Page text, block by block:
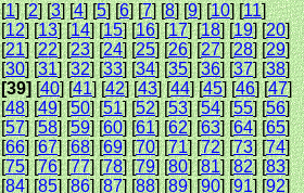
[1] [2] [3] [4] [5] [6] [7] [8] [9] [10] [11]
[12] [13] [14] [15] [16] [17] [18] [19] [20]
[21] [22] [23] [24] [25] [26] [27] [28] [29]
[30] [31] [32] [33] [34] [35] [36] [37] [38]
[39][40] [41] [42] [43] [44] [45] [46] [47]
[48] [49] [50] [51] [52] [53] [54] [55] [56]
[57] [58] [59] [60] [61] [62] [63] [64] [65]
[66] [67] [68] [69] [70] [71] [72] [73] [74]
[75] [76] [77] [78] [79] [80] [81] [82] [83]
[84] [85] [86] [87] [88] [89] [90] [91] [92]